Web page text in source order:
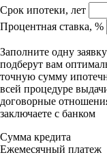
Срок ипотеки, лет
Процентная ставка, %
Заполните одну
подберут вам
точную сумму
всей процедуре
договорные
заключаете с банком
Сумма кредита
Ежемесячный платеж